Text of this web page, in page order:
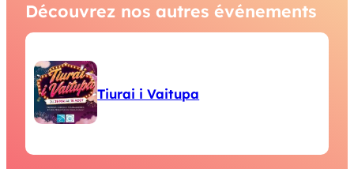
Découvrez nos autres événements
Tiurai i Vaitupa